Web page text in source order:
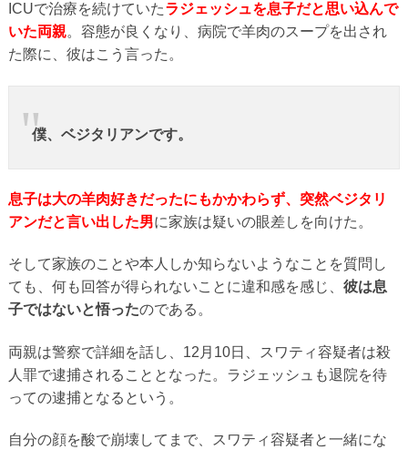
ICUで治療を続けていたラジェッシュを息子だと思い込んで
いた両親。容態が良くなり、病院で羊肉のスープを出され
た際に、彼はこう言った。
僕、ベジタリアンです。
息子は大の羊肉好きだったにもかかわらず、突然ベジタリ
アンだと言い出した男に家族は疑いの眼差しを向けた。
そして家族のことや本人しか知らないようなことを質問し
ても、何も回答が得られないことに違和感を感じ、 彼は息
子ではないと悟ったのである。
両親は警察で詳細を話し、12月10日、スワティ容疑者は殺
人罪で逮捕されることとなった。ラジェッシュも退院を待
っての逮捕となるという。
自分の顔を酸で崩壊してまで、スワティ容疑者と一緒にな